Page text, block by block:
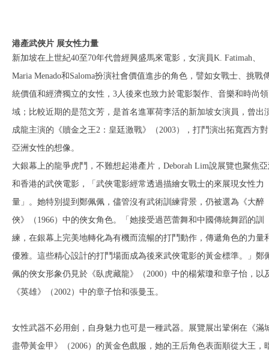
港產武俠片 展女性力量
新加坡在上世紀40至70年代曾經興盛馬來電影，女演員K. Fatimah、
Maria Menado和Saloma扮演社會價值進步的角色，譬如女戰士、挑戰
統價值和經濟獨立的女性，3人後來也致力於電影製作、音樂和時尚領
域；比較近期的是范文芳，是首名進軍荷李活的新加坡女演員，曾出
成龍主演的《贖金之王2：皇廷激戰》（2003），打鬥演出拓寬西方對
亞洲女性的想像。
大銀幕上的龍爭虎鬥，不難想起港產片，Deborah Lim說展覽也聚焦
和香港的武俠電影，「武俠電影經常透過描繪女戰士的來展現女性力
量」。她特別提到鄭佩佩，儘管沒有武術訓練背景，仍被選為《大醉
俠》（1966）中的俠女角色。「她接受過芭蕾舞和中國傳統舞蹈的訓
練，在銀幕上完美地轉化為有機而流暢的打鬥動作，傳遞角色的力量
優雅。這些精心設計的打鬥場面成為後來武俠電影的黃金標準。」鄭
佩的俠女形象仍見於《臥虎藏龍》（2000）中的楊紫瓊和章子怡，以
《英雄》（2002）中的章子怡和張曼玉。
女性武器不必用劍，自身魅力也可是一種武器。展覽展出鞏俐在《滿
盡帶黃金甲》（2006）的黃金色戲服，她的王后角色表面順從大王，